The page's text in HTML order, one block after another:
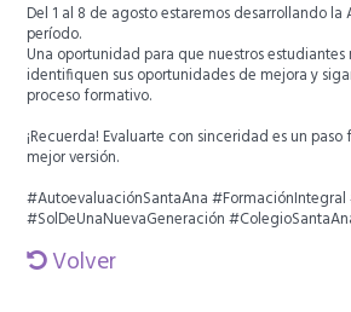
Del 1 al 8 de agosto estaremos desarrollando la
período.
Una oportunidad para que nuestros
identifiquen sus oportunidades de mejora y
proceso formativo.
¡Recuerda! Evaluarte con sinceridad es un
mejor versión.
#AutoevaluaciónSantaAna #FormaciónIntegral
#SolDeUnaNuevaGeneración
Volver